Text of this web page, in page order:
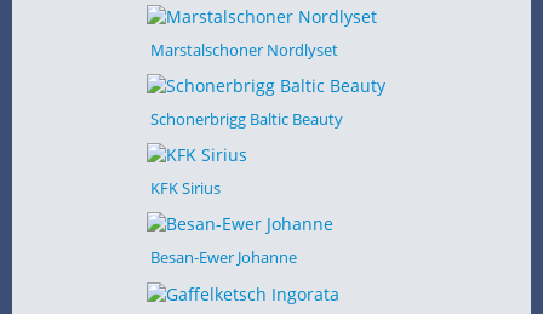
Marstalschoner Nordlyset
Schonerbrigg Baltic Beauty
KFK Sirius
Besan-Ewer Johanne